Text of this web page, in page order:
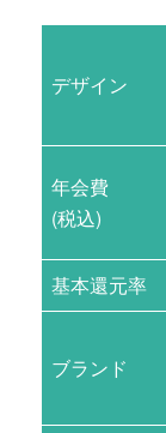
デザイン
年会費
(税込)
基本還元率
ブランド